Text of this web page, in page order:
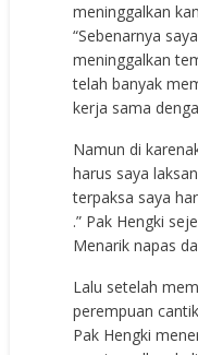
meninggalkan
“Sebenarnya
meninggalkan
telah banyak
kerja sama
Namun di
harus saya
terpaksa saya
.” Pak Hengki
Menarik napas
Lalu setelah
perempuan
Pak Hengki